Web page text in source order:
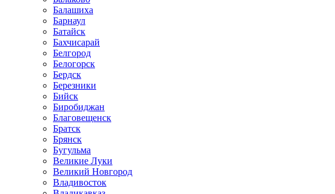
Балашиха
Барнаул
Батайск
Бахчисарай
Белгород
Белогорск
Бердск
Березники
Бийск
Биробиджан
Благовещенск
Братск
Брянск
Бугульма
Великие Луки
Великий Новгород
Владивосток